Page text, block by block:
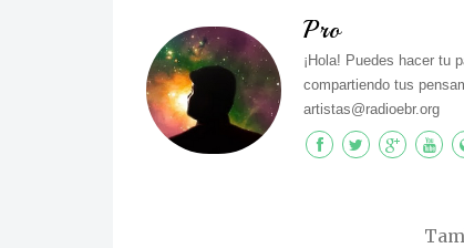
Pro
¡Hola! Puedes hacer tu
compartiendo tus
artistas@radioebr.org